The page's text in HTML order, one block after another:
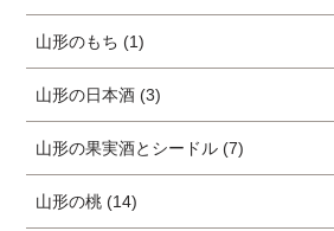
山形のもち (1)
山形の日本酒 (3)
山形の果実酒とシードル (7)
山形の桃 (14)